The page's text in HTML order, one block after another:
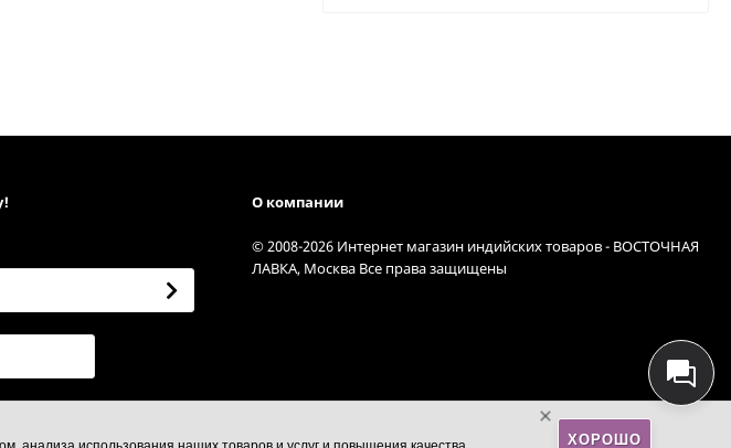
ХОРОШО
О компании
© 2008-2026 Интернет магазин индийских товаров - ВОСТОЧНАЯ
ЛАВКА, Москва Все права защищены